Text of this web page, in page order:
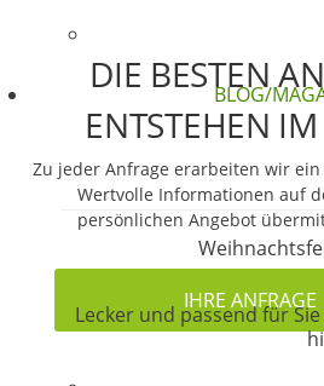
BLOG/
Lecker und passend für
DIE BESTEN
ENTSTEHEN
Zu jeder Anfrage erarbeiten wir ein
Wertvolle Informationen auf
persönlichen Angebot
IHRE ANFRAGE